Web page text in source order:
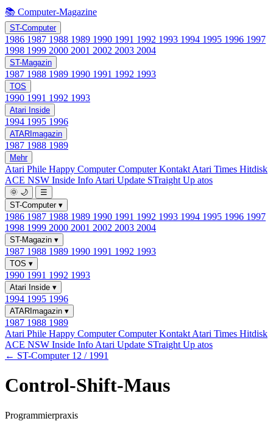
📚 Computer-Magazine
ST-Computer
1986 1987 1988 1989 1990 1991 1992 1993 1994 1995 1996 1997
1998 1999 2000 2001 2002 2003 2004
ST-Magazin
1987 1988 1989 1990 1991 1992 1993
TOS
1990 1991 1992 1993
Atari Inside
1994 1995 1996
ATARImagazin
1987 1988 1989
Mehr
Atari Phile Happy ComputerComputer Kontakt Atari Times Hitdisk
ACE NSW Inside Info Atari Update STraight Up atos
🌞 🌙
☰
ST-Computer ▾
1986 1987 1988 1989 1990 1991 1992 1993 1994 1995 1996 1997
1998 1999 2000 2001 2002 2003 2004
ST-Magazin ▾
1987 1988 1989 1990 1991 1992 1993
TOS ▾
1990 1991 1992 1993
Atari Inside ▾
1994 1995 1996
ATARImagazin ▾
1987 1988 1989
Atari Phile Happy ComputerComputer Kontakt Atari Times Hitdisk
ACE NSW Inside Info Atari Update STraight Up atos
← ST-Computer 12 / 1991
Control-Shift-Maus
Programmierpraxis